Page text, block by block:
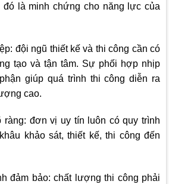
là minh chứng cho năng lực của
đội ngũ thiết kế và thi công cần có
tạo và tận tâm. Sự phối hợp nhịp
giúp quá trình thi công diễn ra
cao.
ràng: đơn vị uy tín luôn có quy trình
khảo sát, thiết kế, thi công đến
đảm bảo: chất lượng thi công phải